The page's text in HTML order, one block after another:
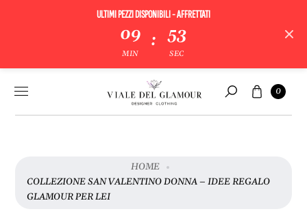
contenuto
ULTIMI PEZZI DISPONIBILI - AFFRETTATI
09
MIN
: 52
SEC
Cerca
Carrello
0
HOME
COLLEZIONE SAN VALENTINO DONNA – IDEE REGALO
GLAMOUR PER LEI